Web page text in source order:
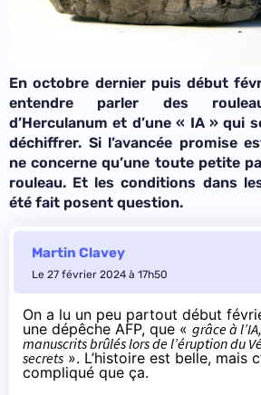
En octobre dernier puis début
entendre parler des
d’Herculanum et d’une « IA » qui
déchiffrer. Si l’avancée promise
ne concerne qu’une toute petite
rouleau. Et les conditions dans
été fait posent question.
Martin Clavey
Le 27 février 2024 à 17h50
On a lu un peu partout début
une dépêche AFP, que « grâce à
manuscrits brûlés lors de l’éruption du
secrets ». L’histoire est belle, mais
compliqué que ça.